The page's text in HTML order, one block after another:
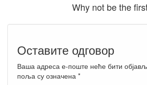
Why not be the
Оставите одговор
Ваша адреса е-поште неће бити
поља су означена *